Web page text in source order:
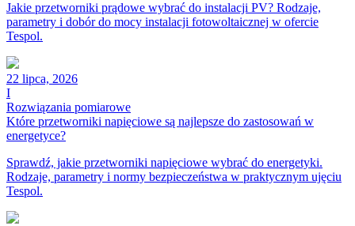
Jakie przetworniki prądowe wybrać do instalacji PV? Rodzaje,
parametry i dobór do mocy instalacji fotowoltaicznej w ofercie
Tespol.
22 lipca, 2026
I
Rozwiązania pomiarowe
Które przetworniki napięciowe są najlepsze do zastosowań w
energetyce?
Sprawdź, jakie przetworniki napięciowe wybrać do energetyki.
Rodzaje, parametry i normy bezpieczeństwa w praktycznym ujęciu
Tespol.